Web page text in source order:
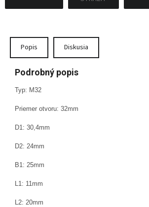
Popis Diskusia
Podrobný popis
Typ: M32
Priemer otvoru: 32mm
D1: 30,4mm
D2: 24mm
B1: 25mm
L1: 11mm
L2: 20mm